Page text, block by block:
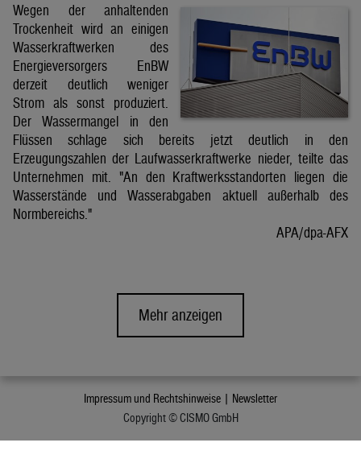
Wegen der anhaltenden
Trockenheit wird an einigen
Wasserkraftwerken des
Energieversorgers EnBW
derzeit deutlich weniger
Strom als sonst produziert.
Der Wassermangel in den
Flüssen schlage sich bereits jetzt deutlich in den
Erzeugungszahlen der Laufwasserkraftwerke nieder, teilte das
Unternehmen mit. "An den Kraftwerksstandorten liegen die
Wasserstände und Wasserabgaben aktuell außerhalb des
Normbereichs."
APA/dpa-AFX
Mehr anzeigen
Impressum und Rechtshinweise | Newsletter
Copyright © CISMO GmbH